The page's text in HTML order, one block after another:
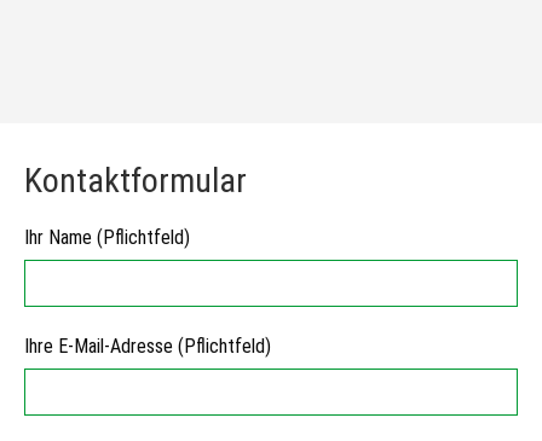
Kontaktformular
Ihr Name (Pflichtfeld)
Ihre E-Mail-Adresse (Pflichtfeld)